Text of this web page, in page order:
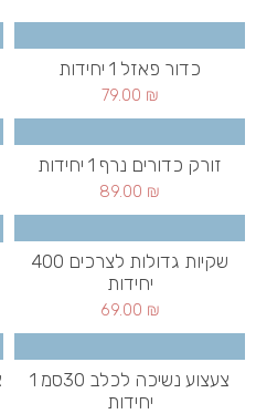
כדור פאזל 1 יחידות
79.00 ₪
זורק כדורים נרף 1 יחידות
89.00 ₪
שקיות גדולות לצרכים 400
יחידות
69.00 ₪
צעצוע נשיכה לכלב 30סמ 1
יחידות